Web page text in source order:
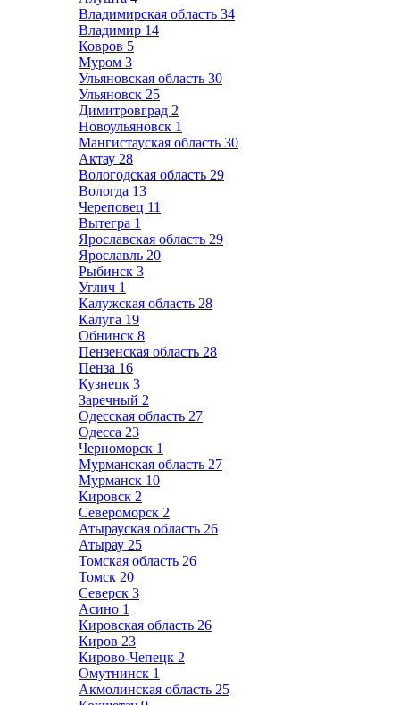
Владимирская область 34
Владимир 14
Ковров 5
Муром 3
Ульяновская область 30
Ульяновск 25
Димитровград 2
Новоульяновск 1
Мангистауская область 30
Актау 28
Вологодская область 29
Вологда 13
Череповец 11
Вытегра 1
Ярославская область 29
Ярославль 20
Рыбинск 3
Углич 1
Калужская область 28
Калуга 19
Обнинск 8
Пензенская область 28
Пенза 16
Кузнецк 3
Заречный 2
Одесская область 27
Одесса 23
Черноморск 1
Мурманская область 27
Мурманск 10
Кировск 2
Североморск 2
Атырауская область 26
Атырау 25
Томская область 26
Томск 20
Северск 3
Асино 1
Кировская область 26
Киров 23
Кирово-Чепецк 2
Омутнинск 1
Акмолинская область 25